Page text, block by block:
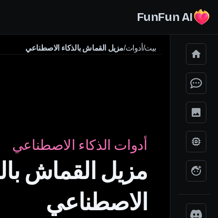
FunFun AI
بيت/ أدوات/مزيل القماش بالذكاء الاصطناعي
أدوات الذكاء الاصطناعي
مزيل القماش
الاصطناعي